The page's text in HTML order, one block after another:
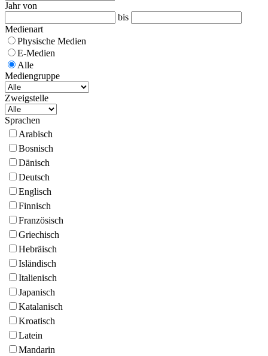
Jahr von
bis
Medienart
Physische Medien
E-Medien
Alle
Mediengruppe
Zweigstelle
Sprachen
Arabisch
Bosnisch
Dänisch
Deutsch
Englisch
Finnisch
Französisch
Griechisch
Hebräisch
Isländisch
Italienisch
Japanisch
Katalanisch
Kroatisch
Latein
Mandarin